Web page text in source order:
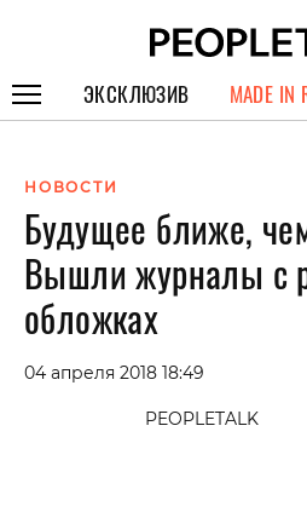
ЭКСКЛЮЗИВ
СПЕЦПРОЕКТЫ
ИНТЕРВЬЮ
ПОКОЛЕНИЕ
MADE IN
НОВОСТИ
Будущее ближе,
Вышли журналы с
обложках
04 апреля 2018 18:49
PEOPLETALK